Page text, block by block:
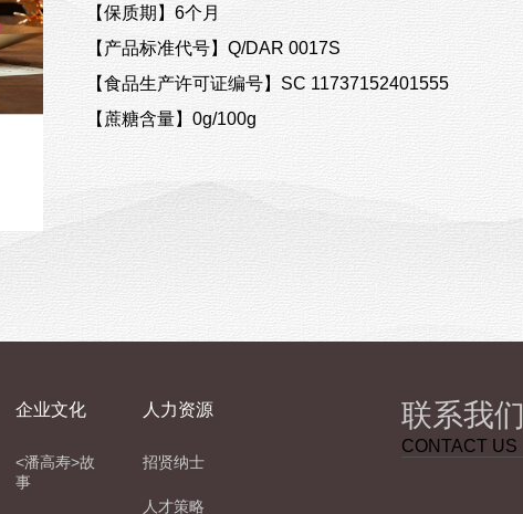
【保质期】6个月
【产品标准代号】Q/DAR 0017S
【食品生产许可证编号】SC 11737152401555
【蔗糖含量】0g/100g
企业文化
<潘高寿>故
事
人力资源
招贤纳士
人才策略
联系我们
CONTACT US